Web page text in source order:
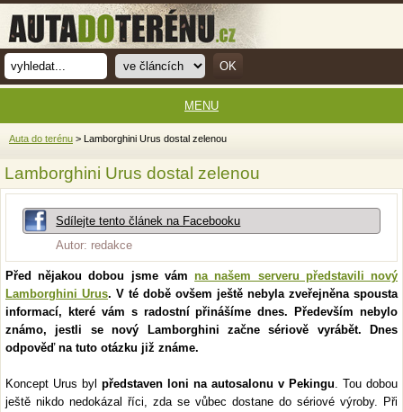
Auta do terénu > Lamborghini Urus dostal zelenou
Lamborghini Urus dostal zelenou
Sdílejte tento článek na Facebooku
Autor: redakce
Před nějakou dobou jsme vámna našem serveru představili nový
Lamborghini Urus. V té době ovšem ještě nebyla zveřejněna spousta
informací, které vám s radostní přinášíme dnes. Především nebylo
známo, jestli se nový Lamborghini začne sériově vyrábět. Dnes
odpověď na tuto otázku již známe.
Koncept Urus byl představen loni na autosalonu v Pekingu. Tou dobou
ještě nikdo nedokázal říci, zda se vůbec dostane do sériové výroby. Při
MENU